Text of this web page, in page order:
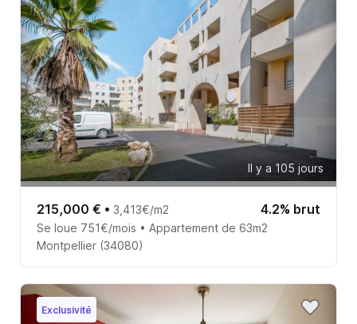
Il y a 105 jours
215,000 € • 3,413€/m2 4.2% brut
Se loue 751€/mois • Appartement de 63m2
Montpellier (34080)
Exclusivité